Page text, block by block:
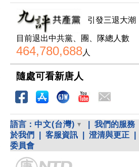
引發三退大潮
目前退出中共黨、團、隊總人數
464,780,688人
隨處可看新唐人
語言： 中文(台灣) 我們的服務
於我們
客服資訊 澄清與更正
委員會